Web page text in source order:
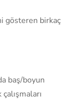
gösteren birkaç
baş/boyun